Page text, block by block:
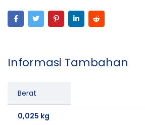
Informasi Tambahan
Berat
0,025 kg